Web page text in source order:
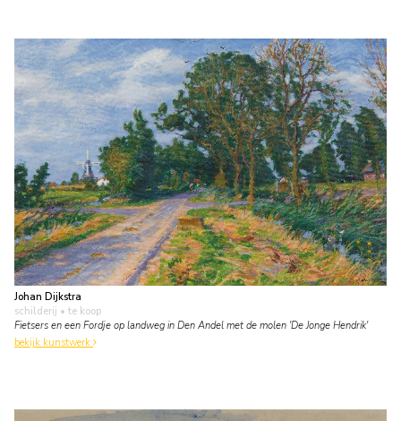
Johan Dijkstra
schilderij • te koop
Fietsers en een Fordje op landweg in Den Andel met de molen 'De Jonge Hendrik'
bekijk kunstwerk